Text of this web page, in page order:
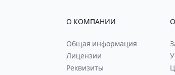
О КОМПАНИИ
Общая информация
Лицензии
Реквизиты